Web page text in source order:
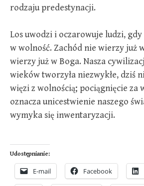
rodzaju predestynacji.
Los uwodzi i oczarowuje ludzi,
w wolność. Zachód nie wierzy już
wierzy już w Boga. Nasza
wieków tworzyła niezwykłe, dziś
więzi z wolnością; pociągnięcie za
oznacza unicestwienie naszego
wymyka się inwentaryzacji.
Udostępnianie:
E-mail Facebook